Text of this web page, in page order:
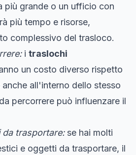
più grande o un ufficio con
più tempo e risorse,
complessivo del trasloco.
i traslochi
un costo diverso rispetto
anche all'interno dello stesso
percorrere può influenzare il
da trasportare:se hai molti
e oggetti da trasportare, il